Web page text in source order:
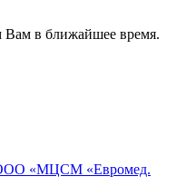
Вам в ближайшее время.
«МЦСМ «Евромед.